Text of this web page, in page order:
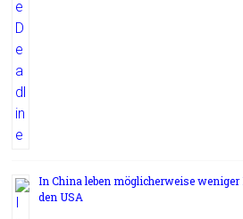
In China leben möglicherweise
den USA